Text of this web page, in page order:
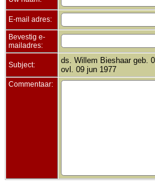
E-mail adres:
Bevestig e-
mailadres:
Subject:
ds. Willem Bieshaar geb.
ovl. 09 jun 1977
Commentaar: